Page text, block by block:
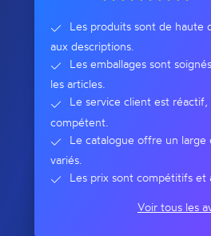
Les produits sont de haute
aux descriptions.
Les emballages sont
les articles.
Le service client est réactif,
compétent.
Le catalogue offre un large
variés.
Les prix sont compétitifs et
Voir tous les